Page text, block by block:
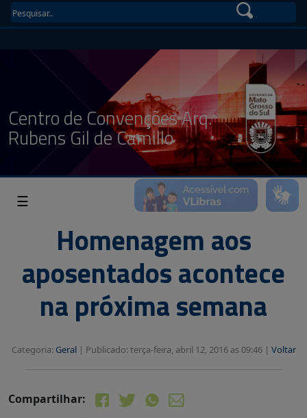
Centro de Convenções Arq.
Rubens Gil de Camillo
☰
Homenagem aos
aposentados acontece
na próxima semana
Categoria: Geral| Publicado: terça-feira, abril 12, 2016 as 09:46 | Voltar
Compartilhar: